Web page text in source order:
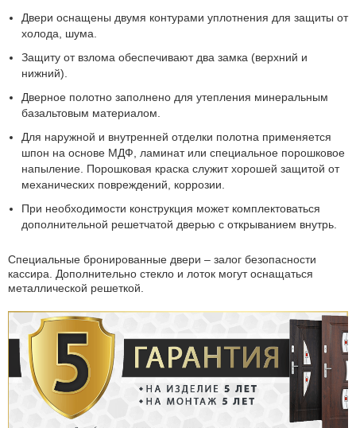
Двери оснащены двумя контурами уплотнения для защиты от
холода, шума.
Защиту от взлома обеспечивают два замка (верхний и
нижний).
Дверное полотно заполнено для утепления минеральным
базальтовым материалом.
Для наружной и внутренней отделки полотна применяется
шпон на основе МДФ, ламинат или специальное порошковое
напыление. Порошковая краска служит хорошей защитой от
механических повреждений, коррозии.
При необходимости конструкция может комплектоваться
дополнительной решетчатой дверью с открыванием внутрь.
Специальные бронированные двери – залог безопасности
кассира. Дополнительно стекло и лоток могут оснащаться
металлической решеткой.